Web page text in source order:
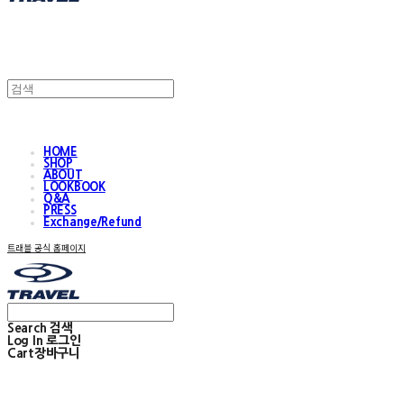
HOME
SHOP
ABOUT
LOOKBOOK
Q&A
PRESS
Exchange/Refund
트래블 공식 홈페이지
Search 검색
Log In 로그인
Cart장바구니